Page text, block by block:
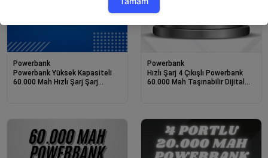
Powerbank
Powerbank Yüksek Kapasiteli
60.000 Mah Hızlı Şarj Şarj
Powerbank
Hızlı Şarj 4 Çıkışlı Powerbank
60.000 Mah Taşınabilir Dijital